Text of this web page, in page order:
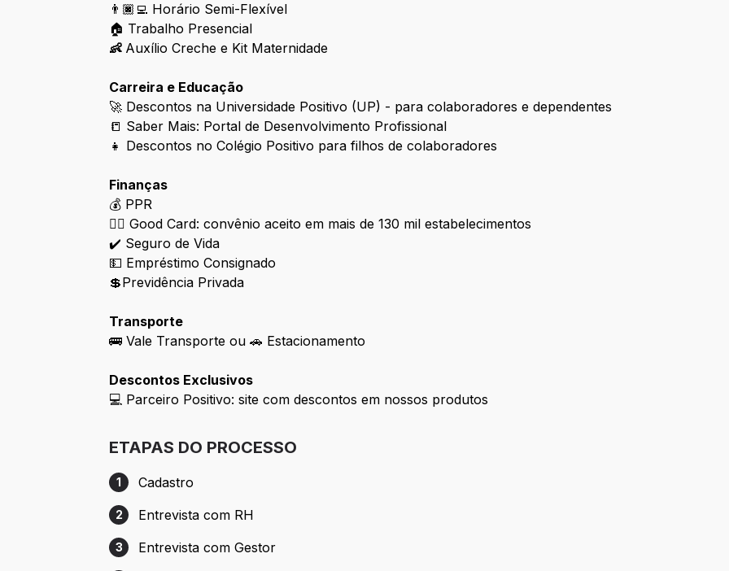
👨🏿‍💻 Horário Semi-Flexível
🏠 Trabalho Presencial
👶 Auxílio Creche e Kit Maternidade
Carreira e Educação
🚀 Descontos na Universidade Positivo (UP) - para colaboradores e dependentes
📒 Saber Mais: Portal de Desenvolvimento Profissional
👧 Descontos no Colégio Positivo para filhos de colaboradores
Finanças
💰 PPR
👉🏻Good Card: convênio aceito em mais de 130 mil estabelecimentos
✔️ Seguro de Vida
💵 Empréstimo Consignado
💲Previdência Privada
Transporte
🚌 Vale Transporte ou 🚗 Estacionamento
Descontos Exclusivos
💻 Parceiro Positivo: site com descontos em nossos produtos
ETAPAS DO PROCESSO
Etapa 1: Cadastro
1 Cadastro
Etapa 2: Entrevista com RH
2 Entrevista com RH
Etapa 3: Entrevista com Gestor
3 Entrevista com Gestor